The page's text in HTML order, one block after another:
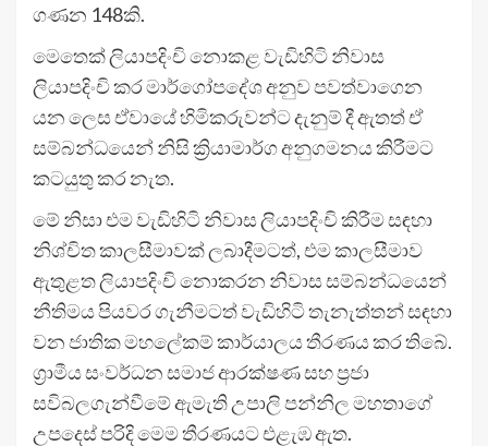
ගණන 148කි.
මෙතෙක් ලියාපදිංචි නොකළ වැඩිහිටි නිවාස
ලියාපදිංචි කර මාර්ගෝපදේශ අනුව පවත්වාගෙන
යන ලෙස ඒවායේ හිමිකරුවන්ට දැනුම් දී ඇතත් ඒ
සම්බන්ධයෙන් නිසි ක්‍රියාමාර්ග අනුගමනය කිරීමට
කටයුතු කර නැත.
මේ නිසා එම වැඩිහිටි නිවාස ලියාපදිංචි කිරීම සඳහා
නිශ්චිත කාලසීමාවක් ලබාදීමටත්, එම කාලසීමාව
ඇතුළත ලියාපදිංචි නොකරන නිවාස සම්බන්ධයෙන්
නීතිමය පියවර ගැනීමටත් වැඩිහිටි තැනැත්තන් සඳහා
වන ජාතික මහලේකම් කාර්යාලය තීරණය කර තිබේ.
ග්‍රාමීය සංවර්ධන සමාජ ආරක්ෂණ සහ ප්‍රජා
සවිබලගැන්වීමේ ඇමැති උපාලි පන්නිල මහතාගේ
උපදෙස් පරිදි මෙම තීරණයට එළැඹ ඇත.